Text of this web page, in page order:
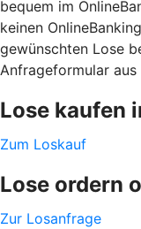
bequem im
keinen
gewünschten Lose
Anfrageformular aus
Lose kaufen
Zum Loskauf
Lose ordern
Zur Losanfrage